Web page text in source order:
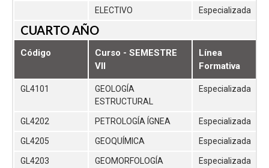
ELECTIVO Especializada
CUARTO AÑO
Código
Curso - SEMESTRE
VII
Línea
Formativa
GL4101
GEOLOGÍA
ESTRUCTURAL
Especializada
GL4202 PETROLOGÍA ÍGNEA Especializada
GL4205 GEOQUÍMICA Especializada
GL4203
GEOMORFOLOGÍA
Especializada